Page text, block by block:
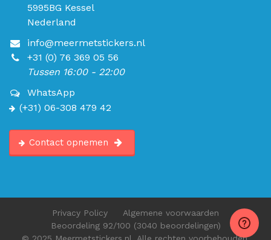
5995BG Kessel
Nederland
info@meermetstickers.nl
+31 (0) 76 369 05 56
Tussen 16:00 - 22:00
WhatsApp
(+31) 06-308 479 42
Contact opnemen
Privacy Policy
Algemene voorwaarden
Beoordeling 92/100 (3040 beoordelingen)